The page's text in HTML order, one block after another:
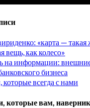
«карта — такая
вещь, как колесо»
на информации:
бизнеса
всегда с нами
которые вам,